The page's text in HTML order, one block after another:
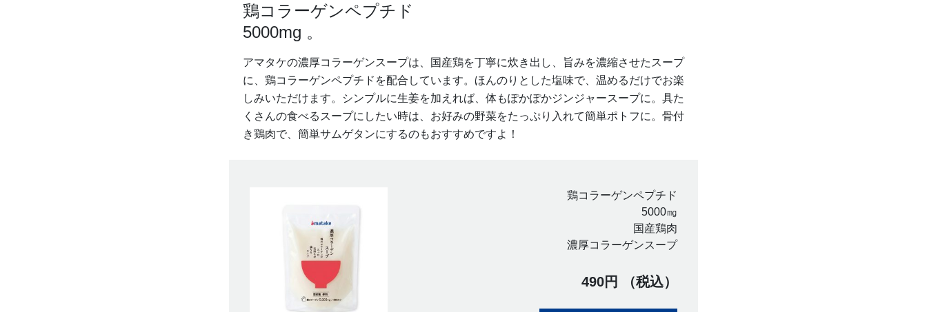
鶏コラーゲンペプチド
5000mg 。
アマタケの濃厚コラーゲンスープは、国産鶏を丁寧に炊き出し、旨みを濃縮させたスープ
に、鶏コラーゲンペプチドを配合しています。ほんのりとした塩味で、温めるだけでお楽
しみいただけます。シンプルに生姜を加えれば、体もぽかぽかジンジャースープに。具た
くさんの食べるスープにしたい時は、お好みの野菜をたっぷり入れて簡単ポトフに。骨付
き鶏肉で、簡単サムゲタンにするのもおすすめですよ！
鶏コラーゲンペプチド
5000㎎
国産鶏肉
濃厚コラーゲンスープ
490円 （税込）